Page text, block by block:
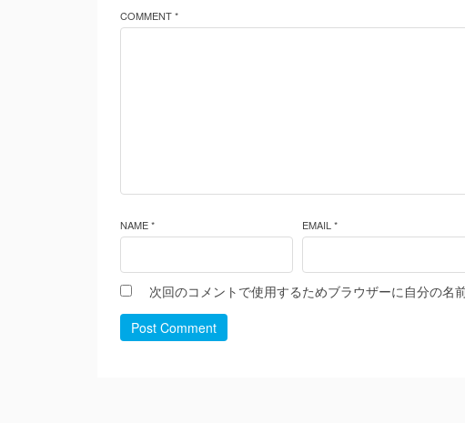
COMMENT *
NAME * EMAIL *
次回のコメントで使用するためブラウザーに自分の名
Post Comment